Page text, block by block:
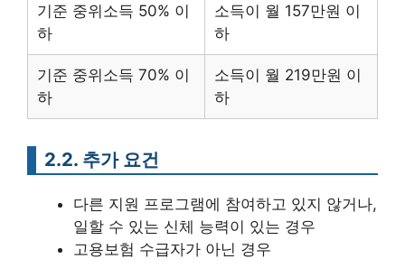
기준 중위소득 50% 이
하
소득이 월 157만원 이
하
기준 중위소득 70% 이
하
소득이 월 219만원 이
하
2.2. 추가 요건
다른 지원 프로그램에 참여하고 있지 않거나,
일할 수 있는 신체 능력이 있는 경우
고용보험 수급자가 아닌 경우